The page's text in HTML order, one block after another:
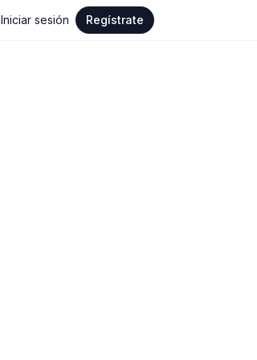
Iniciar sesión Regístrate